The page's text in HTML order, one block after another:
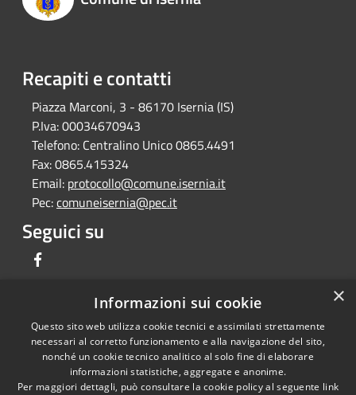
Recapiti e contatti
Piazza Marconi, 3 - 86170 Isernia (IS)
P.Iva:00034670943
Telefono: Centralino Unico 0865.4491
Fax:0865.415324
Email: protocollo@comune.isernia.it
Pec:comuneisernia@pec.it
Seguici su
RSS
Accessibilità
Copyright © 2026 • Comune di
Isernia • Powered by
Municipium•Accesso
×
Informazioni sui cookie
Questo sito web utilizza cookie tecnici e assimilati strettamente
necessari al corretto funzionamento e alla navigazione del sito,
nonché un cookie tecnico analitico al solo fine di elaborare
informazioni statistiche, aggregate e anonime.
Per maggiori dettagli, può consultare la cookie policy al seguente link